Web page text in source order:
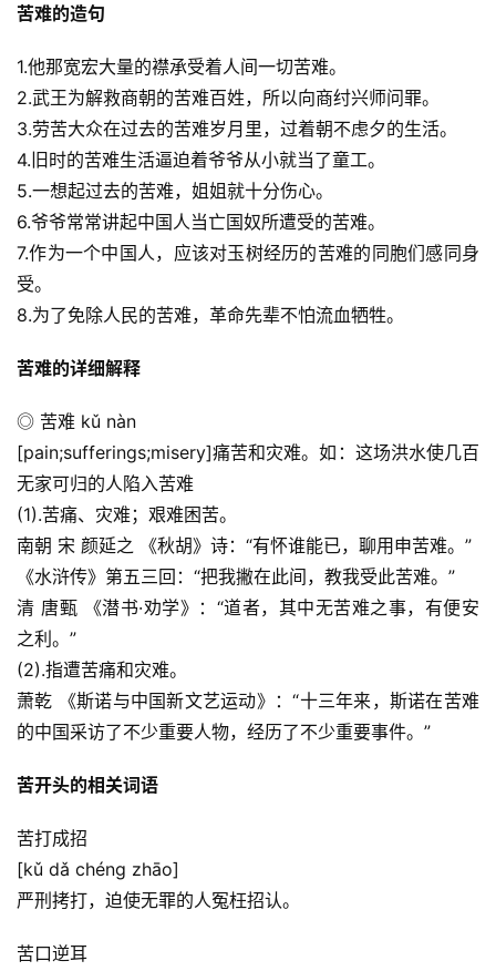
苦难的造句
1.他那宽宏大量的襟承受着人间一切苦难。
2.武王为解救商朝的苦难百姓，所以向商纣兴师问罪。
3.劳苦大众在过去的苦难岁月里，过着朝不虑夕的生活。
4.旧时的苦难生活逼迫着爷爷从小就当了童工。
5.一想起过去的苦难，姐姐就十分伤心。
6.爷爷常常讲起中国人当亡国奴所遭受的苦难。
7.作为一个中国人，应该对玉树经历的苦难的同胞们感同身
受。
8.为了免除人民的苦难，革命先辈不怕流血牺牲。
苦难的详细解释
◎ 苦难 kǔ nàn
[pain;sufferings;misery]痛苦和灾难。如：这场洪水使几百
无家可归的人陷入苦难
(1).苦痛、灾难；艰难困苦。
南朝 宋 颜延之 《秋胡》诗：“有怀谁能已，聊用申苦难。”
《水浒传》第五三回：“把我撇在此间，教我受此苦难。”
清 唐甄 《潜书·劝学》：“道者，其中无苦难之事，有便安
之利。”
(2).指遭苦痛和灾难。
萧乾 《斯诺与中国新文艺运动》：“十三年来，斯诺在苦难
的中国采访了不少重要人物，经历了不少重要事件。”
苦开头的相关词语
苦打成招
[kǔ dǎ chéng zhāo]
严刑拷打，迫使无罪的人冤枉招认。
苦口逆耳